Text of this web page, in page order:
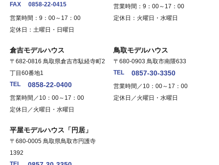
FAX
0858-22-0415
営業時間：9：00～17：00
定休日：土曜日・日曜日
営業時間：9：00～17：00
定休日：火曜日・水曜日
倉吉モデルハウス
〒682-0816 鳥取県倉吉市駄経寺町2
丁目60番地1
TEL
0858-22-0400
営業時間／10：00～17：00
定休日／火曜日・水曜日
鳥取モデルハウス
〒680-0903 鳥取市南隈633
TEL
0857-30-3350
営業時間／10：00～17：00
定休日／火曜日・水曜日
平屋モデルハウス「円居」
〒680-0005 鳥取県鳥取市円護寺
1392